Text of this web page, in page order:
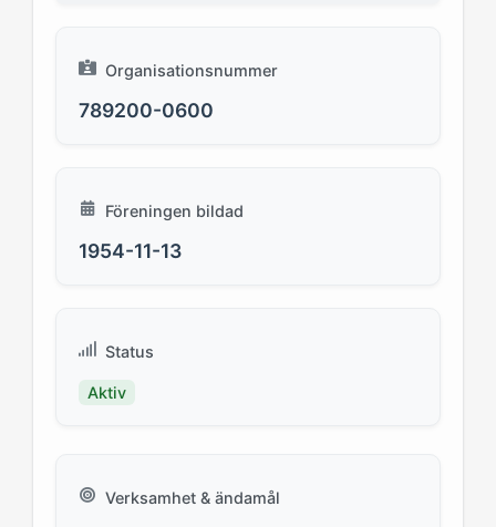
Organisationsnummer
789200-0600
Föreningen bildad
1954-11-13
Status
Aktiv
Verksamhet & ändamål